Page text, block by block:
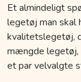
Et almindeligt
legetøj man skal
kvalitetslegetøj,
mængde legetøj,
et par velvalgte